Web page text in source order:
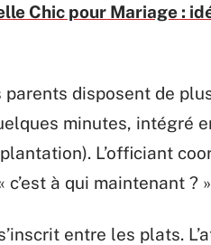
Chic pour Mariage :
disposent de
minutes, intégré
L’officiant
à qui maintenant ?
entre les plats.